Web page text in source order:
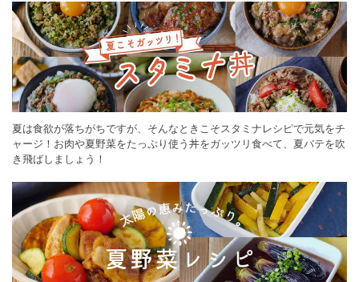
夏は食欲が落ちがちですが、そんなときこそスタミナレシピで元気をチ
ャージ！お肉や夏野菜をたっぷり使う丼をガッツリ食べて、夏バテを吹
き飛ばしましょう！